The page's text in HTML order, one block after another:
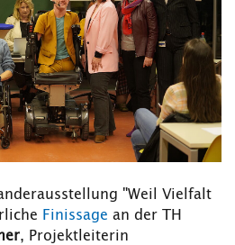
"Weil Vielfalt
Finissage an der TH
, Projektleiterin